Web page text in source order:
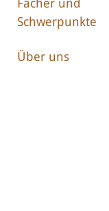
Fächer und
Schwerpunkte
Über uns